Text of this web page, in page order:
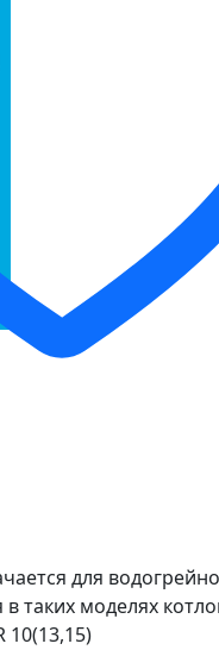
для
таких моделях
10(13,15)